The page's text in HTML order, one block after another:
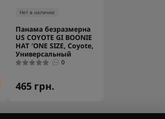
Нет в наличии
Панама безразмерна
US COYOTE GI BOONIE
HAT ′ONE SIZE, Coyote,
Универсальный
0
465 грн.